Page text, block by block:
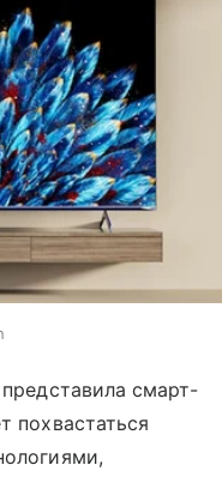
смарт-
похвастаться